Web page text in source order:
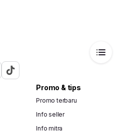
Promo & tips
Promo terbaru
Info seller
Info mitra